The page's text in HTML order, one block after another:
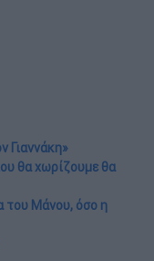
Γιαννάκη»
θα χωρίζουμε θα
του Μάνου, όσο η